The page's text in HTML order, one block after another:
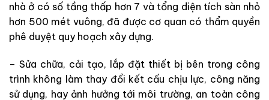
nhà ở có số tầng thấp hơn 7 và tổng diện tích sàn nhỏ
hơn 500 mét vuông, đã được cơ quan có thẩm quyền
phê duyệt quy hoạch xây dựng.
– Sửa chữa, cải tạo, lắp đặt thiết bị bên trong công
trình không làm thay đổi kết cấu chịu lực, công năng
sử dụng, hay ảnh hưởng tới môi trường, an toàn công